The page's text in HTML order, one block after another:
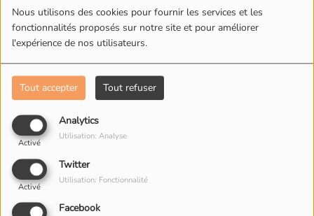
Nous utilisons des cookies pour fournir les services et les
fonctionnalités proposés sur notre site et pour améliorer
l'expérience de nos utilisateurs.
Tout accepter Tout refuser
Analytics
Activé
Utilisation: Analyse
Twitter
Activé
Utilisation: Fonctionnalité
Facebook
L'ÉQUIPE DE RADIO M'S